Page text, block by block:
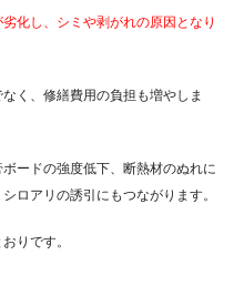
化し、シミや剥がれの原因となり
く、修繕費用の負担も増やしま
ードの強度低下、断熱材のぬれに
ロアリの誘引にもつながります。
りです。